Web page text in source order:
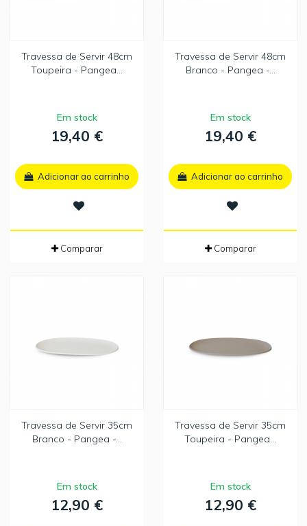
Travessa de Servir 48cm
Toupeira - Pangea...
Em stock
19,40 €
Adicionar ao carrinho
Comparar
Travessa de Servir 48cm
Branco - Pangea -...
Em stock
19,40 €
Adicionar ao carrinho
Comparar
Travessa de Servir 35cm
Branco - Pangea -...
Em stock
12,90 €
Travessa de Servir 35cm
Toupeira - Pangea...
Em stock
12,90 €